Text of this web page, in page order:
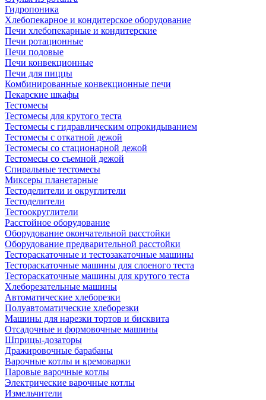
Гидропоника
Хлебопекарное и кондитерское оборудование
Печи хлебопекарные и кондитерские
Печи ротационные
Печи подовые
Печи конвекционные
Печи для пиццы
Комбинированные конвекционные печи
Пекарские шкафы
Тестомесы
Тестомесы для крутого теста
Тестомесы с гидравлическим опрокидыванием
Тестомесы с откатной дежой
Тестомесы со стационарной дежой
Тестомесы со съемной дежой
Спиральные тестомесы
Миксеры планетарные
Тестоделители и округлители
Тестоделители
Тестоокруглители
Расстойное оборудование
Оборудование окончательной расстойки
Оборудование предварительной расстойки
Тестораскаточные и тестозакаточные машины
Тестораскаточные машины для слоеного теста
Тестораскаточные машины для крутого теста
Хлеборезательные машины
Автоматические хлеборезки
Полуавтоматические хлеборезки
Машины для нарезки тортов и бисквита
Отсадочные и формовочные машины
Шприцы-дозаторы
Дражировочные барабаны
Варочные котлы и кремоварки
Паровые варочные котлы
Электрические варочные котлы
Измельчители